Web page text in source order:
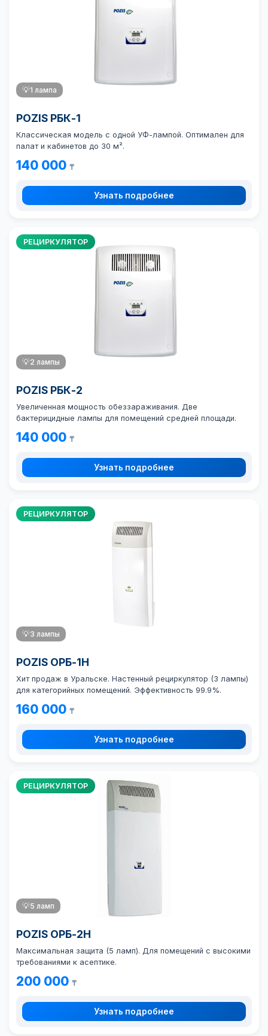
💡1 лампа
POZIS РБК-1
Классическая модель с одной УФ-лампой. Оптимален для
палат и кабинетов до 30 м².
140 000 ₸
Узнать подробнее
РЕЦИРКУЛЯТОР
💡2 лампы
POZIS РБК-2
Увеличенная мощность обеззараживания. Две
бактерицидные лампы для помещений средней площади.
140 000 ₸
Узнать подробнее
РЕЦИРКУЛЯТОР
💡3 лампы
POZIS ОРБ-1Н
Хит продаж в Уральске. Настенный рециркулятор (3 лампы)
для категорийных помещений. Эффективность 99.9%.
160 000 ₸
Узнать подробнее
РЕЦИРКУЛЯТОР
💡5 ламп
POZIS ОРБ-2Н
Максимальная защита (5 ламп). Для помещений с высокими
требованиями к асептике.
200 000 ₸
Узнать подробнее